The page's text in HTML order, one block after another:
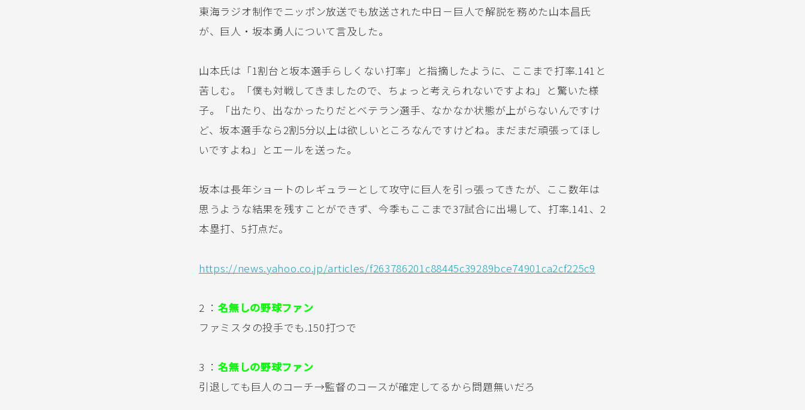
東海ラジオ制作でニッポン放送でも放送された中日－巨人で解説を務めた山本昌氏
が、巨人・坂本勇人について言及した。
山本氏は「1割台と坂本選手らしくない打率」と指摘したように、ここまで打率.141と
苦しむ。「僕も対戦してきましたので、ちょっと考えられないですよね」と驚いた様
子。「出たり、出なかったりだとベテラン選手、なかなか状態が上がらないんですけ
ど、坂本選手なら2割5分以上は欲しいところなんですけどね。まだまだ頑張ってほし
いですよね」とエールを送った。
坂本は長年ショートのレギュラーとして攻守に巨人を引っ張ってきたが、ここ数年は
思うような結果を残すことができず、今季もここまで37試合に出場して、打率.141、2
本塁打、5打点だ。
https://news.yahoo.co.jp/articles/f263786201c88445c39289bce74901ca2cf225c9
2 ：名無しの野球ファン
ファミスタの投手でも.150打つで
3 ：名無しの野球ファン
引退しても巨人のコーチ→監督のコースが確定してるから問題無いだろ